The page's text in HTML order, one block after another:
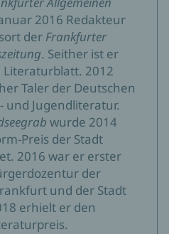
2016 Redakteur
der Frankfurter
. Seither ist er
2012
Taler der Deutschen
und Jugendliteratur.
wurde 2014
Preis der Stadt
2016 war er erster
der
und der Stadt
erhielt er den